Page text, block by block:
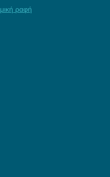
ραφή